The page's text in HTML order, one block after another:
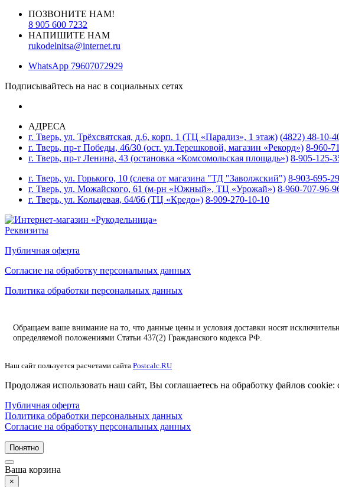
ПОЗВОНИТЕ НАМ!
8 905 600 7232
НАПИШИТЕ НАМ
rukodelnitsa@internet.ru
WhatsApp 79607072929
Подписывайтесь на нас в социальных сетях
АДРЕСА
г. Тверь, ул. Трёхсвятская, д.6, корп. 1 (ТЦ «Парадиз», 1 этаж) (4822) 48-10-
г. Тверь, пр-т Победы, 46/30 (ост. ул.Терешковой, магазин «Рекорд») 8-960-
г. Тверь, пр-т Ленина, 43 (остановка «Комсомольская площадь») 8-905-125-
г. Тверь, ул. Горького, 10 (слева от магазина "ТД "Заволжский") 8-903-695-
г. Тверь, ул. Можайского, 61 (м-рн «Южный», ТЦ «Урожай») 8-960-707-96-
г. Тверь, ул. Кольцевая, 64/66 (ТЦ «Кредо») 8-909-270-10-10
Реквизиты
Публичная оферта
Согласие на обработку персональных данных
Политика обработки персональных данных
Обращаем ваше внимание на то, что данные цены и условия доставки носят
определяемой положениями Статьи 437(2) Гражданского кодекса РФ.
Наш сайт пользуется расчетами сайта Postcalc.RU
Продолжая использовать наш сайт, Вы соглашаетесь на обработку файлов
Публичная оферта
Политика обработки персональных данных
Согласие на обработку персональных данных
Понятно
Ваша корзина
×